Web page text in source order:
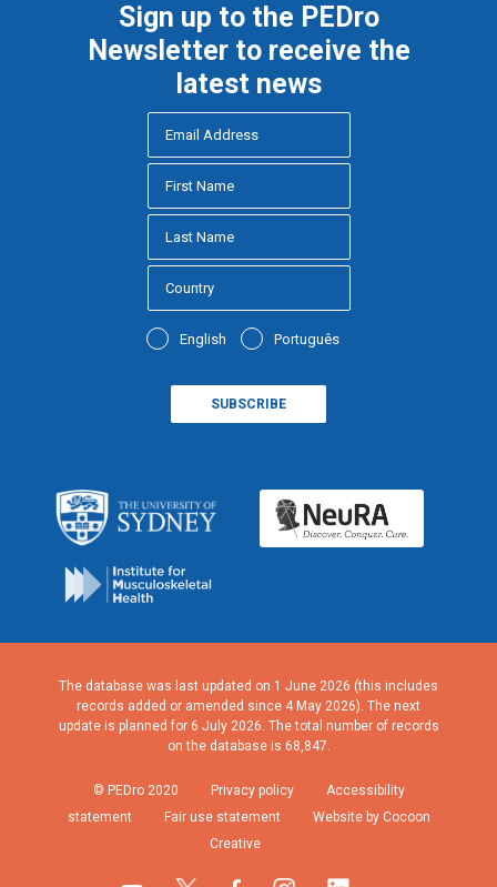
Sign up to the PEDro
Newsletter to receive the
latest news
English Português
The database was last updated on 1 June 2026 (this includes
records added or amended since 4 May 2026). The next
update is planned for 6 July 2026. The total number of records
on the database is 68,847.
© PEDro 2020 Privacy policy
Accessibility
statement
Fair use statement
Website by Cocoon
Creative